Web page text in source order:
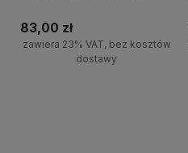
83,00 zł
zawiera 23% VAT, bez kosztów
dostawy